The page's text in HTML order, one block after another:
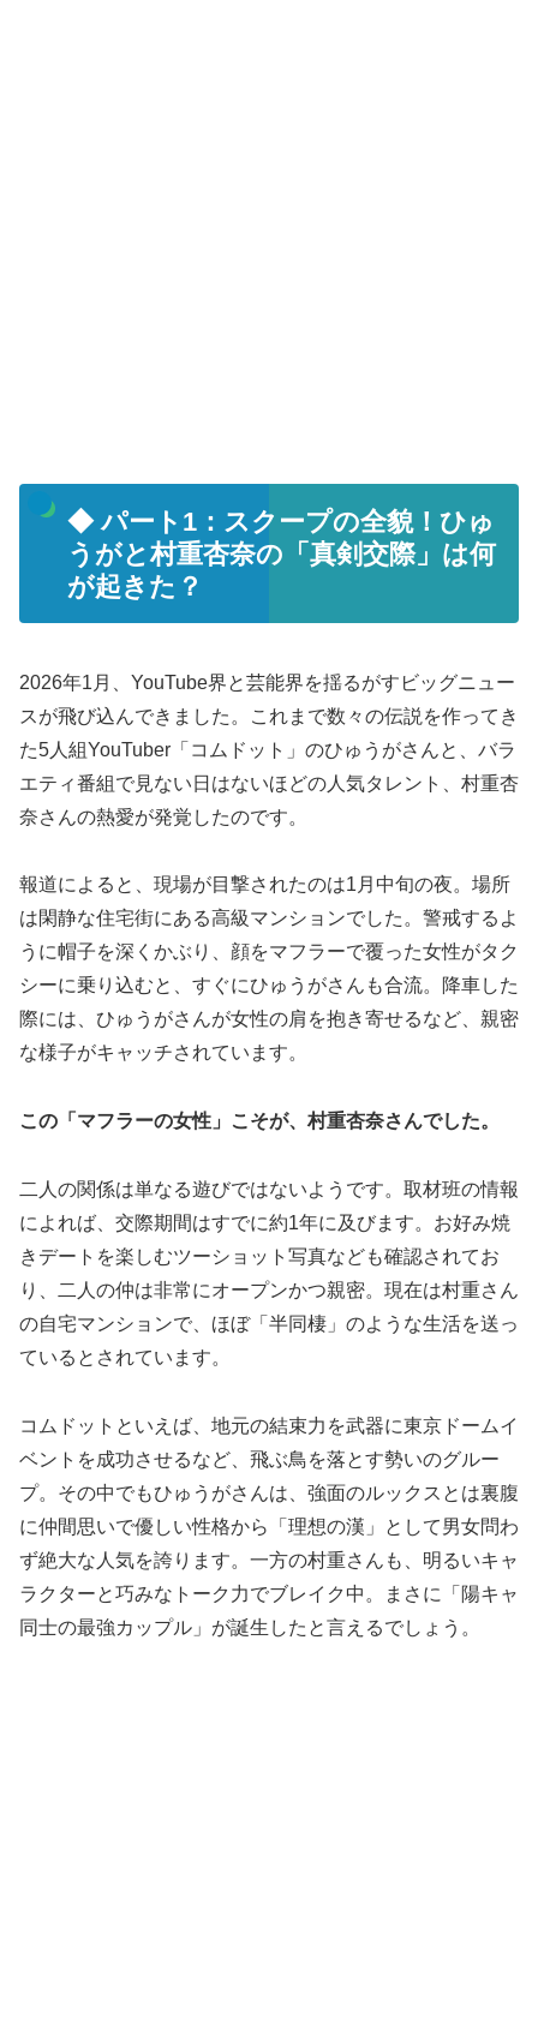
◆ パート1：スクープの全貌！ひゅ
うがと村重杏奈の「真剣交際」は何
が起きた？
2026年1月、YouTube界と芸能界を揺るがすビッグニュー
スが飛び込んできました。これまで数々の伝説を作ってき
た5人組YouTuber「コムドット」のひゅうがさんと、バラ
エティ番組で見ない日はないほどの人気タレント、村重杏
奈さんの熱愛が発覚したのです。
報道によると、現場が目撃されたのは1月中旬の夜。場所
は閑静な住宅街にある高級マンションでした。警戒するよ
うに帽子を深くかぶり、顔をマフラーで覆った女性がタク
シーに乗り込むと、すぐにひゅうがさんも合流。降車した
際には、ひゅうがさんが女性の肩を抱き寄せるなど、親密
な様子がキャッチされています。
この「マフラーの女性」こそが、村重杏奈さんでした。
二人の関係は単なる遊びではないようです。取材班の情報
によれば、交際期間はすでに約1年に及びます。お好み焼
きデートを楽しむツーショット写真なども確認されてお
り、二人の仲は非常にオープンかつ親密。現在は村重さん
の自宅マンションで、ほぼ「半同棲」のような生活を送っ
ているとされています。
コムドットといえば、地元の結束力を武器に東京ドームイ
ベントを成功させるなど、飛ぶ鳥を落とす勢いのグルー
プ。その中でもひゅうがさんは、強面のルックスとは裏腹
に仲間思いで優しい性格から「理想の漢」として男女問わ
ず絶大な人気を誇ります。一方の村重さんも、明るいキャ
ラクターと巧みなトーク力でブレイク中。まさに「陽キャ
同士の最強カップル」が誕生したと言えるでしょう。